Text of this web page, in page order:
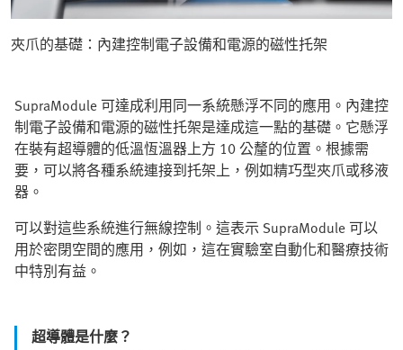
夾爪的基礎：內建控制電子設備和電源的磁性托架
SupraModule 可達成利用同一系統懸浮不同的應用。內建控
制電子設備和電源的磁性托架是達成這一點的基礎。它懸浮
在裝有超導體的低溫恆溫器上方 10 公釐的位置。根據需
要，可以將各種系統連接到托架上，例如精巧型夾爪或移液
器。
可以對這些系統進行無線控制。這表示 SupraModule 可以
用於密閉空間的應用，例如，這在實驗室自動化和醫療技術
中特別有益。
超導體是什麼？